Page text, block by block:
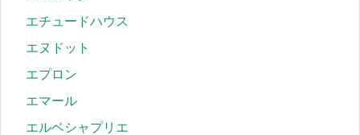
エチュードハウス
エヌドット
エプロン
エマール
エルベシャプリエ